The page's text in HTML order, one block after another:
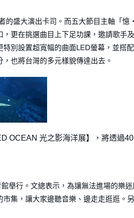
的盛大演出卡司。而五大節目主軸「憶・
更在挑選曲目上下足功課，邀請歌手及
別設置超寬幅的曲面LED螢幕，並搭配
也將台灣的多元樣貌傳達出去。
OCEAN 光之影海洋展】，將透過
舉行。文總表示，為讓無法進場的樂迷
集，讓大家邊聽音樂、邊走走逛逛。另